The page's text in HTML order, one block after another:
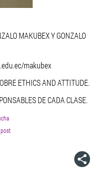
MAKUBEX Y GONZALO
makubex
ETHICS AND ATTITUDE.
DE CADA CLASE.